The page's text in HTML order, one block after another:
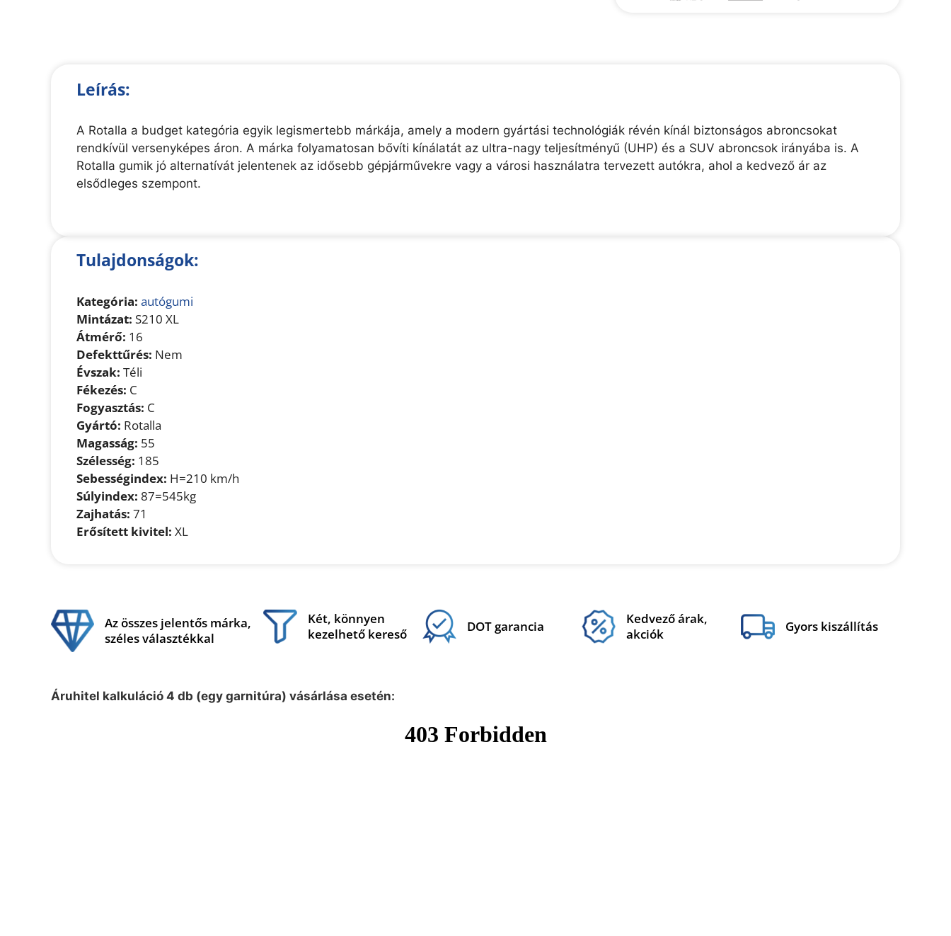
Leírás:
A Rotalla a budget kategória egyik legismertebb márkája, amely a modern gyártási technológiák révén kínál biztonságos abroncsokat
rendkívül versenyképes áron. A márka folyamatosan bővíti kínálatát az ultra-nagy teljesítményű (UHP) és a SUV abroncsok irányába is. A
Rotalla gumik jó alternatívát jelentenek az idősebb gépjárművekre vagy a városi használatra tervezett autókra, ahol a kedvező ár az
elsődleges szempont.
Tulajdonságok:
Kategória: autógumi
Mintázat: S210 XL
Átmérő: 16
Defekttűrés: Nem
Évszak: Téli
Fékezés: C
Fogyasztás: C
Gyártó: Rotalla
Magasság: 55
Szélesség: 185
Sebességindex: H=210 km/h
Súlyindex: 87=545kg
Zajhatás: 71
Erősített kivitel: XL
Az összes jelentős márka,
széles választékkal
Két, könnyen
kezelhető kereső
DOT garancia
Kedvező árak,
akciók
Gyors kiszállítás
Áruhitel kalkuláció 4 db (egy garnitúra) vásárlása esetén: